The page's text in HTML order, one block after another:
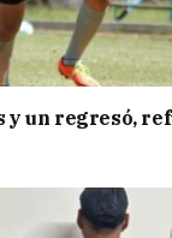
y un regresó,